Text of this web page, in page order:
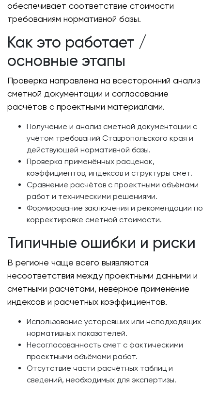
обеспечивает соответствие стоимости
требованиям нормативной базы.
Как это работает /
основные этапы
Проверка направлена на всесторонний анализ
сметной документации и согласование
расчётов с проектными материалами.
Получение и анализ сметной документации с
учётом требований Ставропольского края и
действующей нормативной базы.
Проверка применённых расценок,
коэффициентов, индексов и структуры смет.
Сравнение расчётов с проектными объёмами
работ и техническими решениями.
Формирование заключения и рекомендаций по
корректировке сметной стоимости.
Типичные ошибки и риски
В регионе чаще всего выявляются
несоответствия между проектными данными и
сметными расчётами, неверное применение
индексов и расчетных коэффициентов.
Использование устаревших или неподходящих
нормативных показателей.
Несогласованность смет с фактическими
проектными объёмами работ.
Отсутствие части расчётных таблиц и
сведений, необходимых для экспертизы.